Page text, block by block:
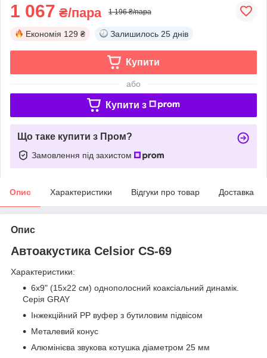
1 067 ₴/пара 1 196 ₴/пара
Економія 129 ₴ Залишилось 25 днів
Купити
або
Купити з
Що таке купити з Пром?
Замовлення під захистом
Опис Характеристики Відгуки про товар Доставка
Опис
Автоакустика Celsior CS-69
Характеристики:
6x9" (15x22 см) однополосний коаксіальний динамік.
Серія GRAY
Інжекційний PP вуфер з бутиловим підвісом
Металевий конус
Алюмінієва звукова котушка діаметром 25 мм